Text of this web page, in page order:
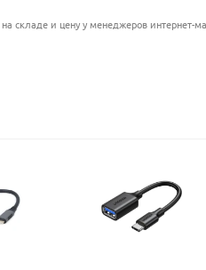
складе и цену у менеджеров интернет-